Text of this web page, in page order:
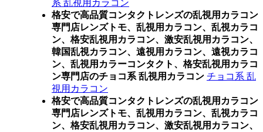
系 乱視用カラコン
格安で高品質コンタクトレンズの乱視用カラコン
専門店レンズトモ、乱視用カラコン、乱視カラコ
ン、格安乱視用カラコン、激安乱視用カラコン、
韓国乱視カラコン、遠視用カラコン、遠視カラコ
ン、乱視用カラーコンタクト、格安乱視用カラコ
ン専門店のチョコ系 乱視用カラコン チョコ系 乱
視用カラコン
格安で高品質コンタクトレンズの乱視用カラコン
専門店レンズトモ、乱視用カラコン、乱視カラコ
ン、格安乱視用カラコン、激安乱視用カラコン、